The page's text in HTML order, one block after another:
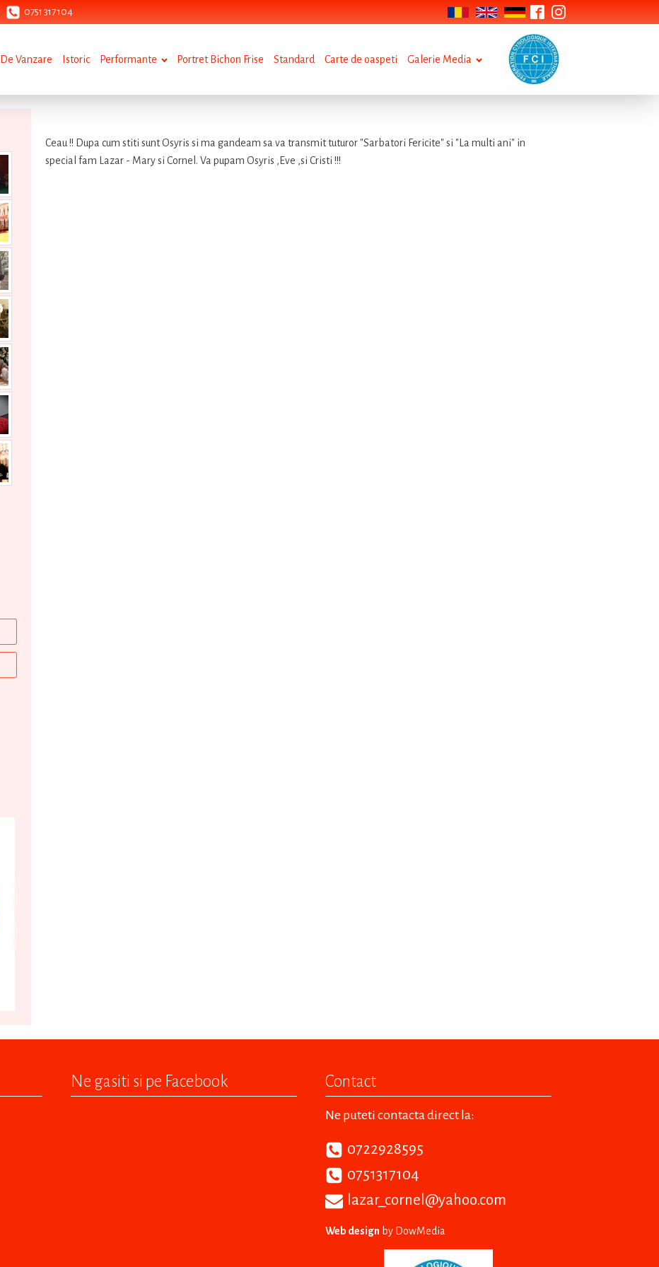
0751 317 104
De Vanzare Istoric Performante Portret Bichon Frise Standard Carte de oaspeti Galerie Media
Ceau !! Dupa cum stiti sunt Osyris si ma gandeam sa va transmit tuturor "Sarbatori Fericite" si "La multi ani" in
special fam Lazar - Mary si Cornel. Va pupam Osyris ,Eve ,si Cristi !!!
Ne gasiti si pe Facebook Contact
Ne puteti contacta direct la:
0722928595
0751317104
lazar_cornel@yahoo.com
Web design by DowMedia